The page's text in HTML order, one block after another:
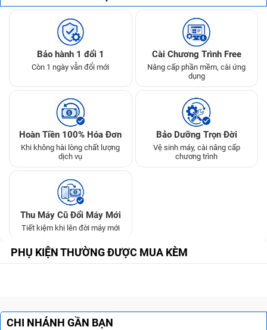
Bảo hành 1 đổi 1
Còn 1 ngày vẫn đổi mới
Cài Chương Trình Free
Nâng cấp phần mềm, cài ứng
dụng
Hoàn Tiền 100% Hóa Đơn
Khi không hài lòng chất lượng
dịch vụ
Bảo Dưỡng Trọn Đời
Vệ sinh máy, cài nâng cấp
chương trình
Thu Máy Cũ Đổi Máy Mới
Tiết kiệm khi lên đời máy mới
PHỤ KIỆN THƯỜNG ĐƯỢC MUA KÈM
CHI NHÁNH GẦN BẠN